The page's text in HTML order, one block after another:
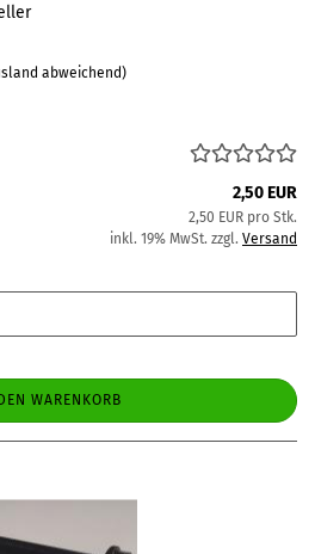
abweichend)
2,50 EUR
2,50 EUR pro Stk.
inkl. 19% MwSt. zzgl. Versand
WARENKORB